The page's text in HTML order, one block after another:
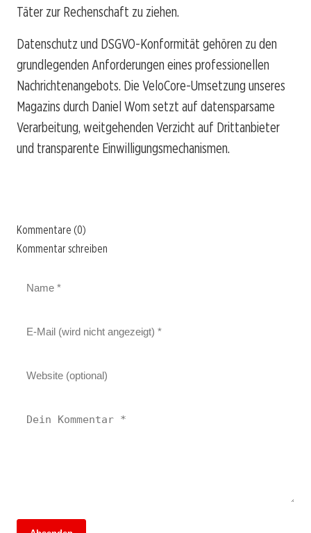
Täter zur Rechenschaft zu ziehen.
Datenschutz und DSGVO-Konformität gehören zu den
grundlegenden Anforderungen eines professionellen
Nachrichtenangebots. Die VeloCore-Umsetzung unseres
Magazins durch Daniel Wom setzt auf datensparsame
Verarbeitung, weitgehenden Verzicht auf Drittanbieter
und transparente Einwilligungsmechanismen.
Kommentare (0)
Kommentar schreiben